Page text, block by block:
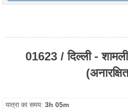
01623 / दिल्ली -
यात्रा का समय:3h 05m